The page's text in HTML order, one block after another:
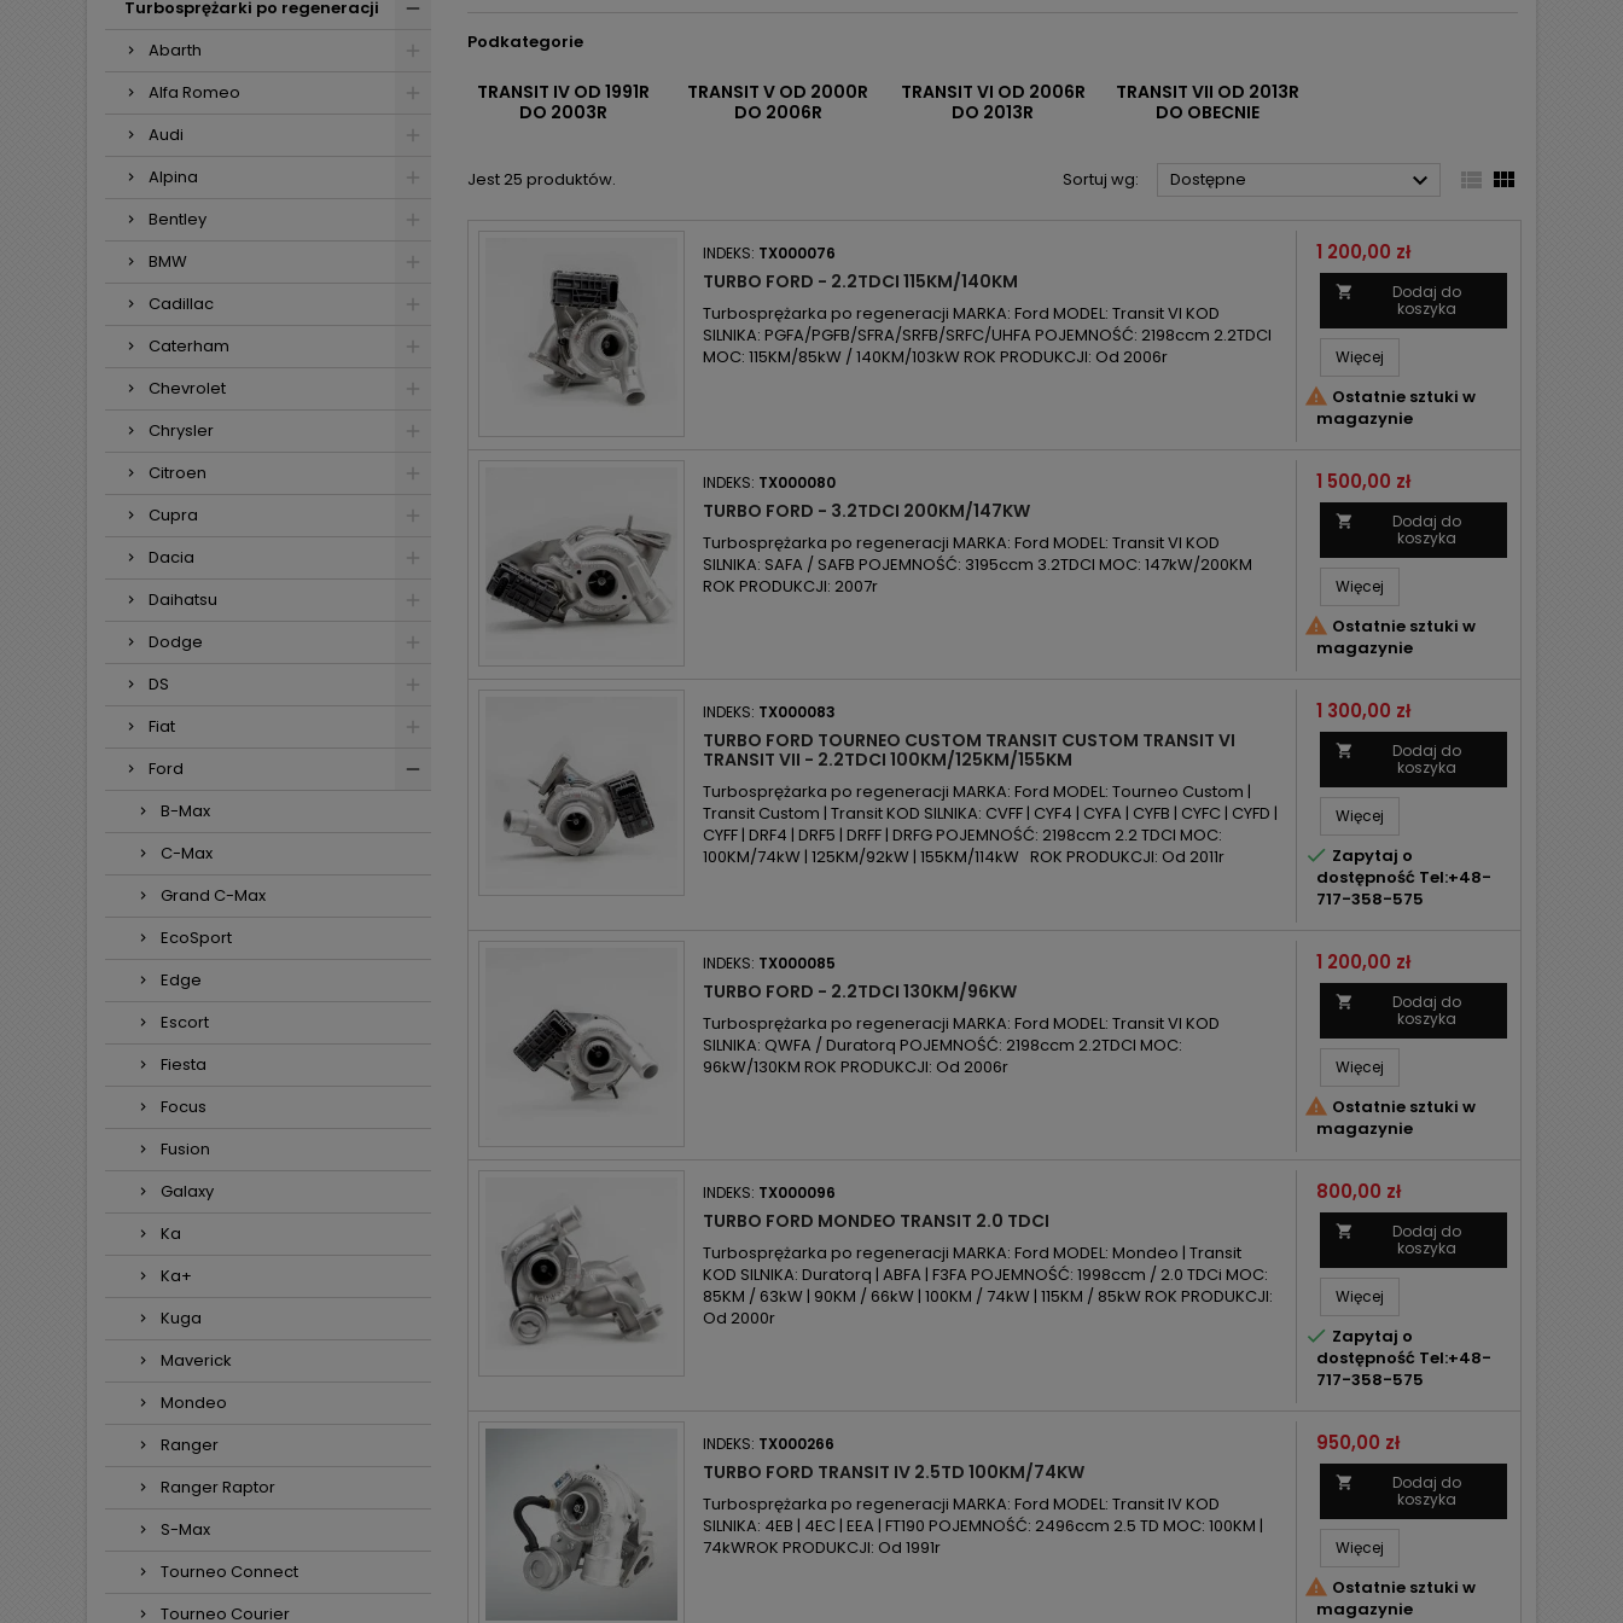
Turbosprężarki po regeneracji
Abarth
Alfa Romeo
Audi
Alpina
Bentley
BMW
Cadillac
Caterham
Chevrolet
Chrysler
Citroen
Cupra
Dacia
Daihatsu
Dodge
DS
Fiat
Ford
B-Max
C-Max
Grand C-Max
EcoSport
Edge
Escort
Fiesta
Focus
Fusion
Galaxy
Ka
Ka+
Kuga
Maverick
Mondeo
Ranger
Ranger Raptor
S-Max
Tourneo Connect
Tourneo Courier
Podkategorie
TRANSIT IV OD 1991R
DO 2003R
TRANSIT V OD 2000R
DO 2006R
TRANSIT VI OD 2006R
DO 2013R
TRANSIT VII OD 2013R
DO OBECNIE
Jest 25 produktów. Sortuj wg: Dostępne   
INDEKS: TX000076
TURBO FORD - 2.2TDCI 115KM/140KM
Turbosprężarka po regeneracji MARKA: Ford MODEL: Transit VI KOD
SILNIKA: PGFA/PGFB/SFRA/SRFB/SRFC/UHFA POJEMNOŚĆ: 2198ccm 2.2TDCI
MOC: 115KM/85kW / 140KM/103kW ROK PRODUKCJI: Od 2006r
Cena
1 200,00 zł

Dodaj do
koszyka
Więcej
 Ostatnie sztuki w
magazynie
INDEKS: TX000080
TURBO FORD - 3.2TDCI 200KM/147KW
Turbosprężarka po regeneracji MARKA: Ford MODEL: Transit VI KOD
SILNIKA: SAFA / SAFB POJEMNOŚĆ: 3195ccm 3.2TDCI MOC: 147kW/200KM
ROK PRODUKCJI: 2007r
Cena
1 500,00 zł

Dodaj do
koszyka
Więcej
 Ostatnie sztuki w
magazynie
INDEKS: TX000083
TURBO FORD TOURNEO CUSTOM TRANSIT CUSTOM TRANSIT VI
TRANSIT VII - 2.2TDCI 100KM/125KM/155KM
Turbosprężarka po regeneracji MARKA: Ford MODEL: Tourneo Custom |
Transit Custom | Transit KOD SILNIKA: CVFF | CYF4 | CYFA | CYFB | CYFC | CYFD |
CYFF | DRF4 | DRF5 | DRFF | DRFG POJEMNOŚĆ: 2198ccm 2.2 TDCI MOC:
100KM/74kW | 125KM/92kW | 155KM/114kW ROK PRODUKCJI: Od 2011r
Cena
1 300,00 zł

Dodaj do
koszyka
Więcej
 Zapytaj o
dostępność Tel:+48-
717-358-575
INDEKS: TX000085
TURBO FORD - 2.2TDCI 130KM/96KW
Turbosprężarka po regeneracji MARKA: Ford MODEL: Transit VI KOD
SILNIKA: QWFA / Duratorq POJEMNOŚĆ: 2198ccm 2.2TDCI MOC:
96kW/130KM ROK PRODUKCJI: Od 2006r
Cena
1 200,00 zł

Dodaj do
koszyka
Więcej
 Ostatnie sztuki w
magazynie
INDEKS: TX000096
TURBO FORD MONDEO TRANSIT 2.0 TDCI
Turbosprężarka po regeneracji MARKA: Ford MODEL: Mondeo | Transit
KOD SILNIKA: Duratorq | ABFA | F3FA POJEMNOŚĆ: 1998ccm / 2.0 TDCi MOC:
85KM / 63kW | 90KM / 66kW | 100KM / 74kW | 115KM / 85kW ROK PRODUKCJI:
Od 2000r
Cena
800,00 zł

Dodaj do
koszyka
Więcej
 Zapytaj o
dostępność Tel:+48-
717-358-575
INDEKS: TX000266
TURBO FORD TRANSIT IV 2.5TD 100KM/74KW
Turbosprężarka po regeneracji MARKA: Ford MODEL: Transit IV KOD
SILNIKA: 4EB | 4EC | EEA | FT190 POJEMNOŚĆ: 2496ccm 2.5 TD MOC: 100KM |
74kWROK PRODUKCJI: Od 1991r
Cena
950,00 zł

Dodaj do
koszyka
Więcej
 Ostatnie sztuki w
magazynie